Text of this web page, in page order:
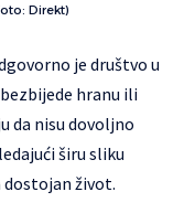
Direkt)
je društvo u
hranu ili
da nisu dovoljno
širu sliku
dostojan život.